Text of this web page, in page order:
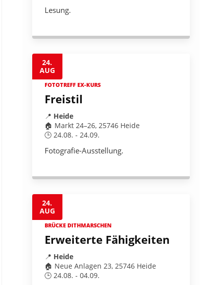
Lesung.
24.
AUG
FOTOTREFF EX-KURS
Freistil
📍 Heide
🏠 Markt 24–26, 25746 Heide
🕒 24.08. - 24.09.
Fotografie-Ausstellung.
24.
AUG
BRÜCKE DITHMARSCHEN
Erweiterte Fähigkeiten
📍 Heide
🏠 Neue Anlagen 23, 25746 Heide
🕒 24.08. - 04.09.